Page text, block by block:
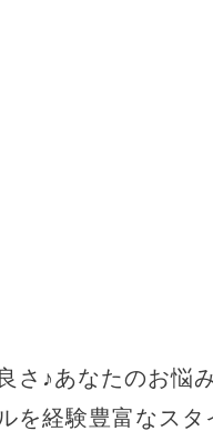
さ♪あなたのお悩
を経験豊富なス